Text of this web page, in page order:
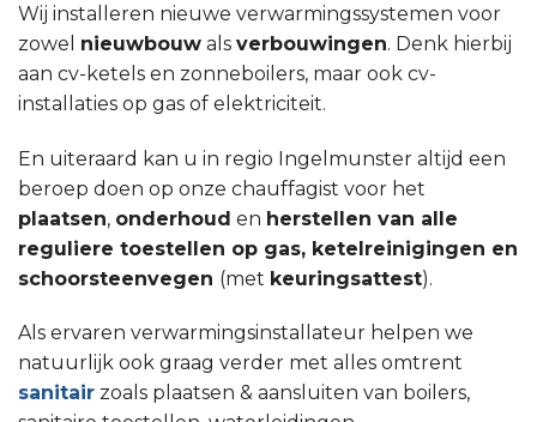
Wij installeren nieuwe verwarmingssystemen voor
zowel nieuwbouw als verbouwingen. Denk hierbij
aan cv-ketels en zonneboilers, maar ook cv-
installaties op gas of elektriciteit.
En uiteraard kan u in regio Ingelmunster altijd een
beroep doen op onze chauffagist voor het
plaatsen, onderhoud en herstellen van alle
reguliere toestellen op gas, ketelreinigingen en
schoorsteenvegen (met keuringsattest).
Als ervaren verwarmingsinstallateur helpen we
natuurlijk ook graag verder met alles omtrent
sanitair zoals plaatsen & aansluiten van boilers,